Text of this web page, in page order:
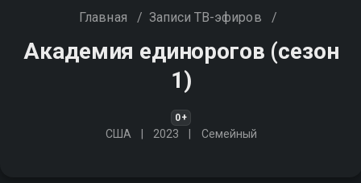
Главная / Записи ТВ-эфиров /
Академия единорогов (сезон
1)
0+
США 2023 Cемейный